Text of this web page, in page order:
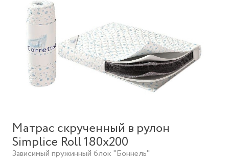
Матрас скрученный в рулон
Simplice Roll 180х200
Зависимый пружинный блок "Боннель"